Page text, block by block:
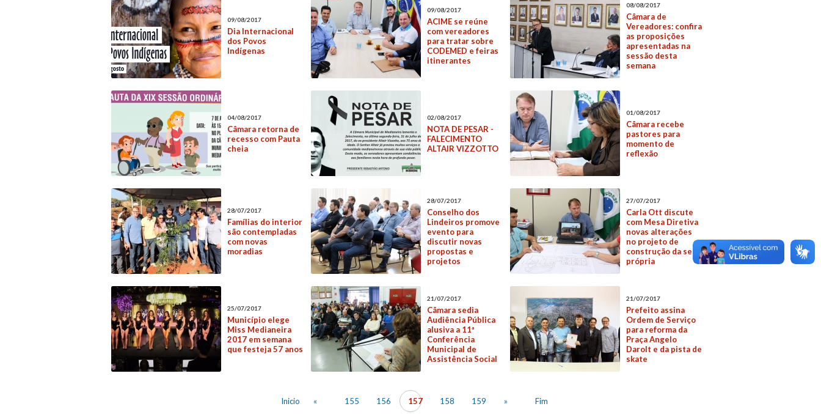
09/08/2017
Dia Internacional
dos Povos
Indígenas
09/08/2017
ACIME se reúne
com vereadores
para tratar sobre
CODEMED e feiras
itinerantes
08/08/2017
Câmara de
Vereadores: confira
as proposições
apresentadas na
sessão desta
semana
04/08/2017
Câmara retorna de
recesso com Pauta
cheia
02/08/2017
NOTA DE PESAR -
FALECIMENTO
ALTAIR VIZZOTTO
01/08/2017
Câmara recebe
pastores para
momento de
reflexão
28/07/2017
Famílias do interior
são contempladas
com novas
moradias
28/07/2017
Conselho dos
Lindeiros promove
evento para
discutir novas
propostas e
projetos
27/07/2017
Carla Ott discute
com Mesa Diretiva
novas alterações
no projeto de
construção da sede
própria
25/07/2017
Município elege
Miss Medianeira
2017 em semana
que festeja 57 anos
21/07/2017
Câmara sedia
Audiência Pública
alusiva a 11ª
Conferência
Municipal de
Assistência Social
21/07/2017
Prefeito assina
Ordem de Serviço
para reforma da
Praça Angelo
Darolt e da pista de
skate
Inicio « 155 156 157 158 159 » Fim